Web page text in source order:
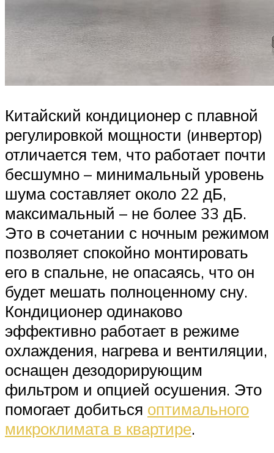
Китайский кондиционер с плавной
регулировкой мощности (инвертор)
отличается тем, что работает почти
бесшумно – минимальный уровень
шума составляет около 22 дБ,
максимальный – не более 33 дБ.
Это в сочетании с ночным режимом
позволяет спокойно монтировать
его в спальне, не опасаясь, что он
будет мешать полноценному сну.
Кондиционер одинаково
эффективно работает в режиме
охлаждения, нагрева и вентиляции,
оснащен дезодорирующим
фильтром и опцией осушения. Это
помогает добиться оптимального
микроклимата в квартире.